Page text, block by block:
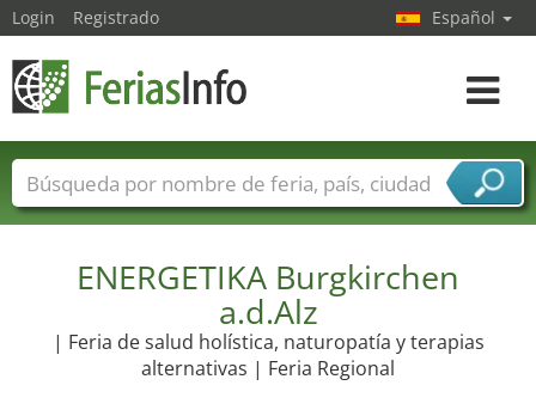
ENERGETIKA Burgkirchen
a.d.Alz
| Feria de salud holística, naturopatía y terapias
alternativas | Feria Regional
Login Registrado Español
toggle
Nombres de ferias Países
Ciudades
Sectores de proveedor de servicios